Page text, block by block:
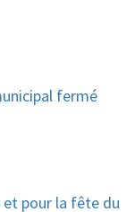
fermé
pour la fête du